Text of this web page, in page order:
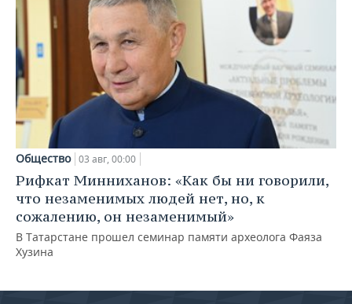
Общество 03 авг, 00:00
Рифкат Минниханов: «Как бы ни говорили,
что незаменимых людей нет, но, к
сожалению, он незаменимый»
В Татарстане прошел семинар памяти археолога Фаяза
Хузина